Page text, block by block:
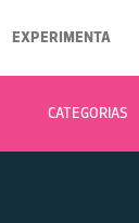
EXPERIMENTA
CATEGORIAS